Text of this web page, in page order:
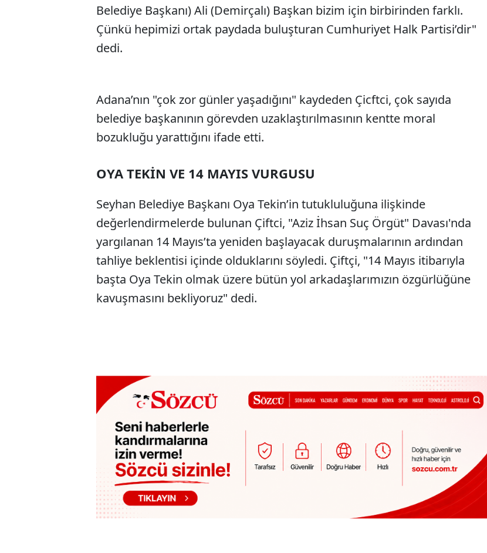
Belediye Başkanı) Ali (Demirçalı) Başkan bizim için birbirinden farklı.
Çünkü hepimizi ortak paydada buluşturan Cumhuriyet Halk Partisi’dir"
dedi.
Adana’nın "çok zor günler yaşadığını" kaydeden Çicftci, çok sayıda
belediye başkanının görevden uzaklaştırılmasının kentte moral
bozukluğu yarattığını ifade etti.
OYA TEKİN VE 14 MAYIS VURGUSU
Seyhan Belediye Başkanı Oya Tekin’in tutukluluğuna ilişkinde
değerlendirmelerde bulunan Çiftci, "Aziz İhsan Suç Örgüt" Davası'nda
yargılanan 14 Mayıs’ta yeniden başlayacak duruşmalarının ardından
tahliye beklentisi içinde olduklarını söyledi. Çiftçi, "14 Mayıs itibarıyla
başta Oya Tekin olmak üzere bütün yol arkadaşlarımızın özgürlüğüne
kavuşmasını bekliyoruz" dedi.